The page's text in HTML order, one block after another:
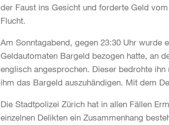
der Faust ins Gesicht und forderte Geld
Flucht.
Am Sonntagabend, gegen 23:30 Uhr wurde
Geldautomaten Bargeld bezogen hatte, an
englisch angesprochen. Dieser bedrohte
ihm das Bargeld auszuhändigen. Mit dem
Die Stadtpolizei Zürich hat in allen Fällen
einzelnen Delikten ein Zusammenhang